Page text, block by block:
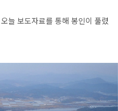
늘 보도자료를 통해 봉인이 풀렸